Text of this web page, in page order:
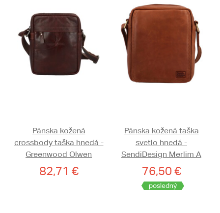
Pánska kožená
crossbody taška hnedá -
Greenwood Olwen
82,71 €
Pánska kožená taška
svetlo hnedá -
SendiDesign Merlim A
76,50 €
posledný